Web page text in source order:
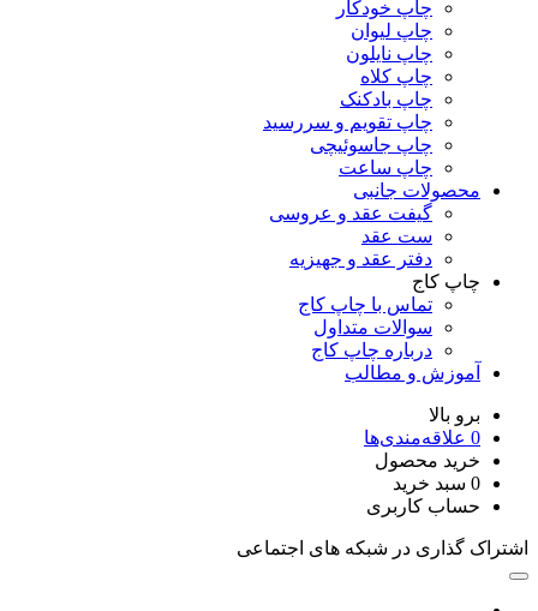
چاپ خودکار
چاپ لیوان
چاپ نایلون
چاپ کلاه
چاپ بادکنک
چاپ تقویم و سررسید
چاپ جاسوئیچی
چاپ ساعت
محصولات جانبی
گیفت عقد و عروسی
ست عقد
دفتر عقد و جهیزیه
چاپ کاج
تماس با چاپ کاج
سوالات متداول
درباره چاپ کاج
آموزش و مطالب
برو بالا
0 علاقه‌مندی‌ها
خرید محصول
0 سبد خرید
حساب کاربری
اشتراک گذاری در شبکه های اجتماعی